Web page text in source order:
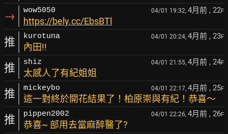
→ wow5050 04/01 19:32, 4月前 , 22F
https://bely.cc/EbsBTl
推 kurotuna 04/01 20:24, 4月前 , 23F
內田!!
推 shiz 04/01 21:55, 4月前 , 24F
太感人了有紀姐姐
推 mickeybo 04/01 22:17, 4月前 , 25F
這一對終於開花結果了！柏原崇與有紀！恭喜～
推 pippen2002 04/01 22:26, 4月前 , 26F
恭喜~ 部用去當麻醉醫了?